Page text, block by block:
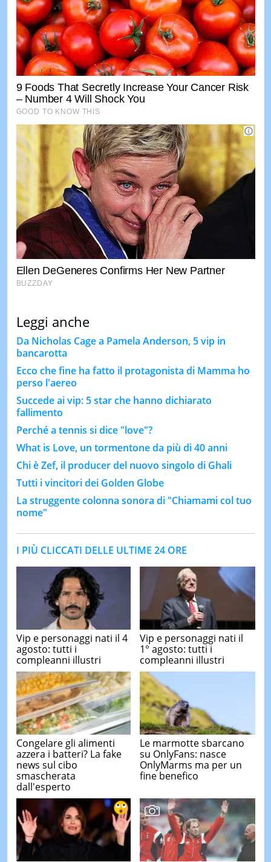
Leggi anche
Da Nicholas Cage a Pamela Anderson, 5 vip in
bancarotta
Ecco che fine ha fatto il protagonista di Mamma ho
perso l'aereo
Succede ai vip: 5 star che hanno dichiarato
fallimento
Perché a tennis si dice "love"?
What is Love, un tormentone da più di 40 anni
Chi è Zef, il producer del nuovo singolo di Ghali
Tutti i vincitori dei Golden Globe
La struggente colonna sonora di "Chiamami col tuo
nome"
I PIÙ CLICCATI DELLE ULTIME 24 ORE
Vip e personaggi nati il 4
agosto: tutti i
compleanni illustri
Vip e personaggi nati il
1° agosto: tutti i
compleanni illustri
Congelare gli alimenti
azzera i batteri? La fake
news sul cibo
smascherata
dall'esperto
Le marmotte sbarcano
su OnlyFans: nasce
OnlyMarms ma per un
fine benefico